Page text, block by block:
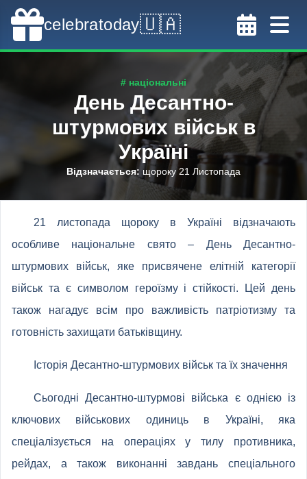
celebratoday🇺🇦
# національні
День Десантно-
штурмових військ в
Україні
Відзначається: щороку 21 Листопада
21 листопада щороку в Україні відзначають
особливе національне свято – День Десантно-
штурмових військ, яке присвячене елітній категорії
військ та є символом героїзму і стійкості. Цей день
також нагадує всім про важливість патріотизму та
готовність захищати батьківщину.
Історія Десантно-штурмових військ та їх значення
Сьогодні Десантно-штурмові війська є однією із
ключових військових одиниць в Україні, яка
спеціалізується на операціях у тилу противника,
рейдах, а також виконанні завдань спеціального